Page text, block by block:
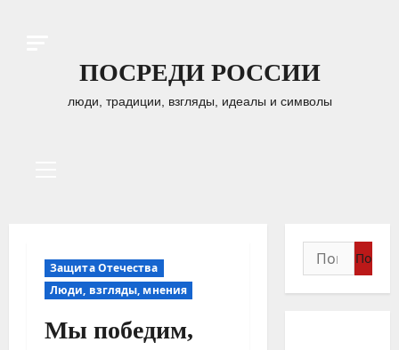
ПОСРЕДИ РОССИИ
люди, традиции, взгляды, идеалы и символы
Защита Отечества
Люди, взгляды, мнения
Мы победим,
Найти: